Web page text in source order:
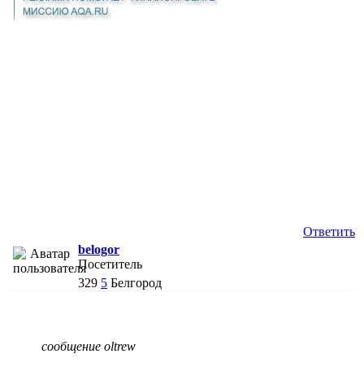
Ответить
belogor
Посетитель
329 5 Белгород
сообщение oltrew